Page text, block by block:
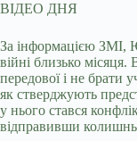
ВІДЕО ДНЯ
За інформацією ЗМІ,
війні близько
передової і не брати
як стверджують
у нього стався
відправивши